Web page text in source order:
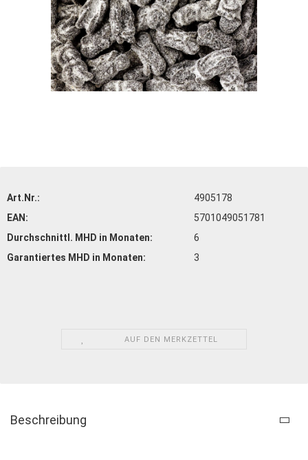
Art.Nr.:
4905178
EAN:
5701049051781
Durchschnittl. MHD in Monaten:
6
Garantiertes MHD in Monaten:
3
AUF DEN MERKZETTEL
Beschreibung